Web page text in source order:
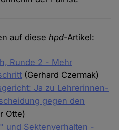
auf diesehpd-Artikel:
Runde 2 - Mehr
(Gerhard Czermak)
Ja zu Lehrerinnen-
gegen den
Otte)
und Sektenverhalten -